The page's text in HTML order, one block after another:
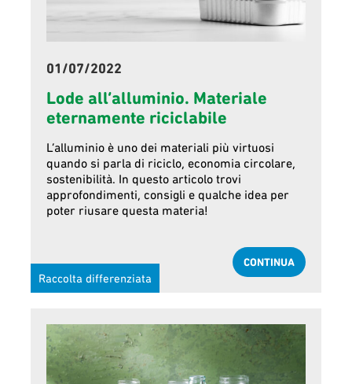
01/07/2022
Lode all’alluminio. Materiale
eternamente riciclabile
L’alluminio è uno dei materiali più virtuosi
quando si parla di riciclo, economia circolare,
sostenibilità. In questo articolo trovi
approfondimenti, consigli e qualche idea per
poter riusare questa materia!
Raccolta differenziata
CONTINUA